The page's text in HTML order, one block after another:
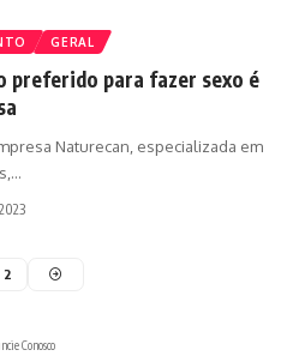
GERAL
preferido para fazer sexo é
Naturecan, especializada em
2
Conosco